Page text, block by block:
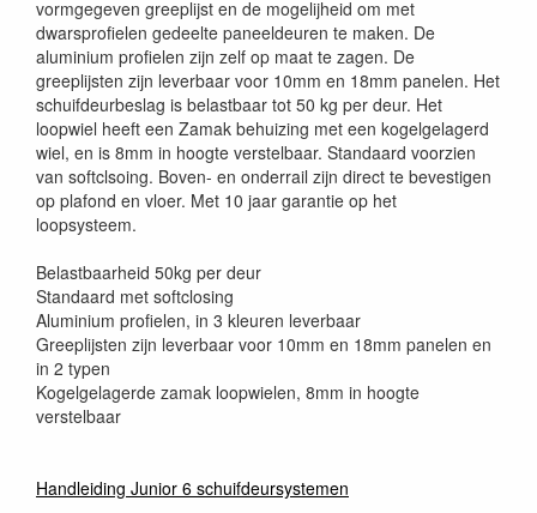
vormgegeven greeplijst en de mogelijheid om met
dwarsprofielen gedeelte paneeldeuren te maken. De
aluminium profielen zijn zelf op maat te zagen. De
greeplijsten zijn leverbaar voor 10mm en 18mm panelen. Het
schuifdeurbeslag is belastbaar tot 50 kg per deur. Het
loopwiel heeft een Zamak behuizing met een kogelgelagerd
wiel, en is 8mm in hoogte verstelbaar. Standaard voorzien
van softclsoing. Boven- en onderrail zijn direct te bevestigen
op plafond en vloer. Met 10 jaar garantie op het
loopsysteem.
Belastbaarheid 50kg per deur
Standaard met softclosing
Aluminium profielen, in 3 kleuren leverbaar
Greeplijsten zijn leverbaar voor 10mm en 18mm panelen en
in 2 typen
Kogelgelagerde zamak loopwielen, 8mm in hoogte
verstelbaar
Handleiding Junior 6 schuifdeursystemen